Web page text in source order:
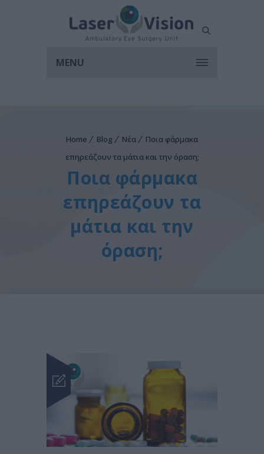
MENU
Home Blog Νέα
Ποια φάρμακα
επηρεάζουν τα μάτια και την όραση;
Ποια φάρμακα
επηρεάζουν τα
μάτια και την
όραση;